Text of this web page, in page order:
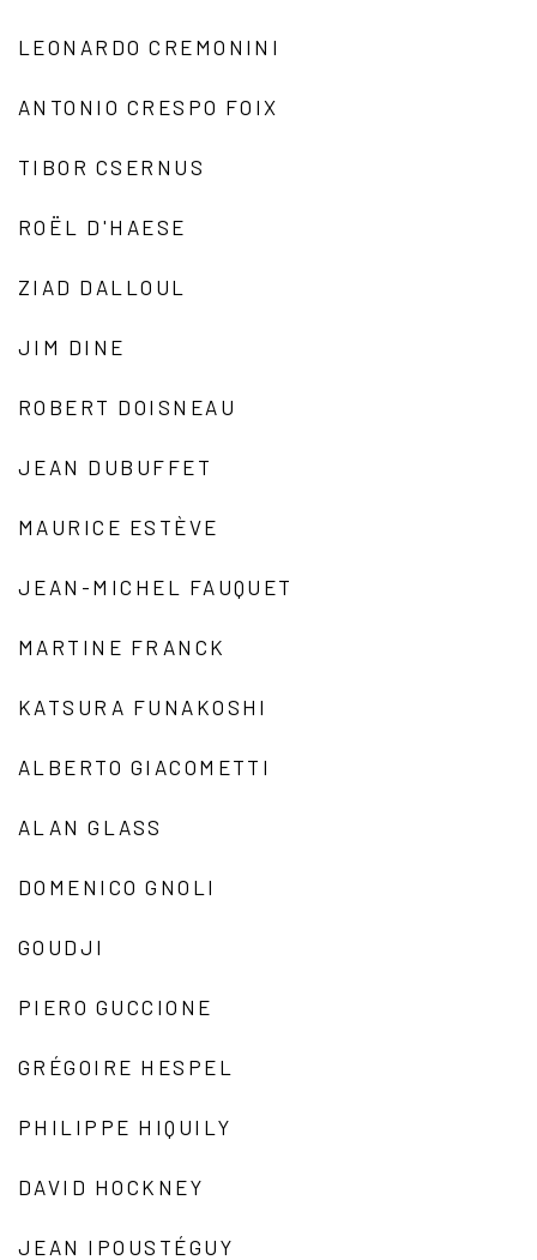
LEONARDO CREMONINI
ANTONIO CRESPO FOIX
TIBOR CSERNUS
ROËL D'HAESE
ZIAD DALLOUL
JIM DINE
ROBERT DOISNEAU
JEAN DUBUFFET
MAURICE ESTÈVE
JEAN-MICHEL FAUQUET
MARTINE FRANCK
KATSURA FUNAKOSHI
ALBERTO GIACOMETTI
ALAN GLASS
DOMENICO GNOLI
GOUDJI
PIERO GUCCIONE
GRÉGOIRE HESPEL
PHILIPPE HIQUILY
DAVID HOCKNEY
JEAN IPOUSTÉGUY